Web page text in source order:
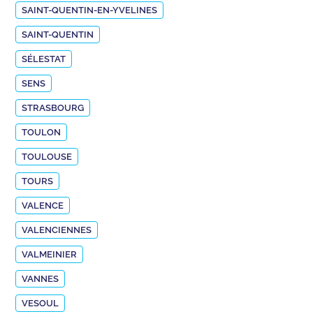
SAINT-QUENTIN-EN-YVELINES
SAINT-QUENTIN
SÉLESTAT
SENS
STRASBOURG
TOULON
TOULOUSE
TOURS
VALENCE
VALENCIENNES
VALMEINIER
VANNES
VESOUL